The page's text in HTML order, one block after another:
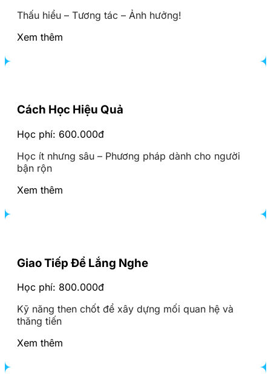
Thấu hiểu – Tương tác – Ảnh hưởng!
Xem thêm
Cách Học Hiệu Quả
Học phí: 600.000đ
Học ít nhưng sâu – Phương pháp dành cho người
bận rộn
Xem thêm
Giao Tiếp Để Lắng Nghe
Học phí: 800.000đ
Kỹ năng then chốt để xây dựng mối quan hệ và
thăng tiến
Xem thêm